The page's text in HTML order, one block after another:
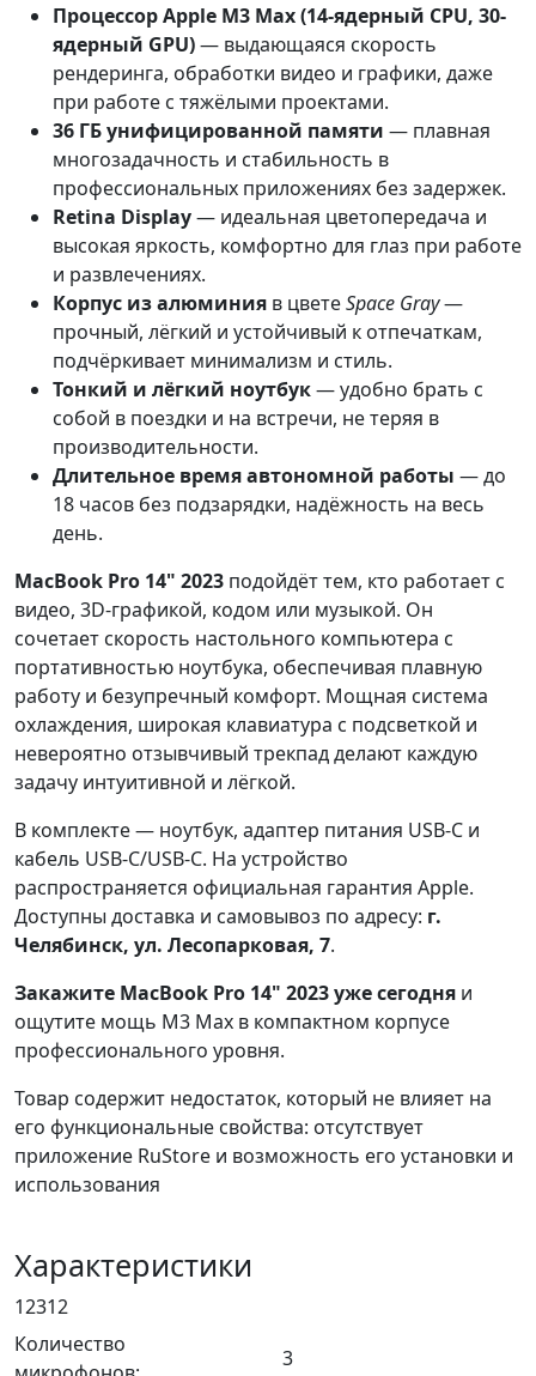
Процессор Apple M3 Max (14-ядерный CPU, 30-
ядерный GPU)— выдающаяся скорость
рендеринга, обработки видео и графики, даже
при работе с тяжёлыми проектами.
36 ГБ унифицированной памяти — плавная
многозадачность и стабильность в
профессиональных приложениях без задержек.
Retina Display— идеальная цветопередача и
высокая яркость, комфортно для глаз при работе
и развлечениях.
Корпус из алюминия в цветеSpace Gray—
прочный, лёгкий и устойчивый к отпечаткам,
подчёркивает минимализм и стиль.
Тонкий и лёгкий ноутбук— удобно брать с
собой в поездки и на встречи, не теряя в
производительности.
Длительное время автономной работы — до
18 часов без подзарядки, надёжность на весь
день.
MacBook Pro 14" 2023 подойдёт тем, кто работает с
видео, 3D-графикой, кодом или музыкой. Он
сочетает скорость настольного компьютера с
портативностью ноутбука, обеспечивая плавную
работу и безупречный комфорт. Мощная система
охлаждения, широкая клавиатура с подсветкой и
невероятно отзывчивый трекпад делают каждую
задачу интуитивной и лёгкой.
В комплекте — ноутбук, адаптер питания USB-C и
кабель USB-C/USB-C. На устройство
распространяется официальная гарантия Apple.
Доступны доставка и самовывоз по адресу: г.
Челябинск, ул. Лесопарковая, 7.
Закажите MacBook Pro 14" 2023 уже сегодня и
ощутите мощь M3 Max в компактном корпусе
профессионального уровня.
Товар содержит недостаток, который не влияет на
его функциональные свойства: отсутствует
приложение RuStore и возможность его установки и
использования
Характеристики
12312
Количество
3